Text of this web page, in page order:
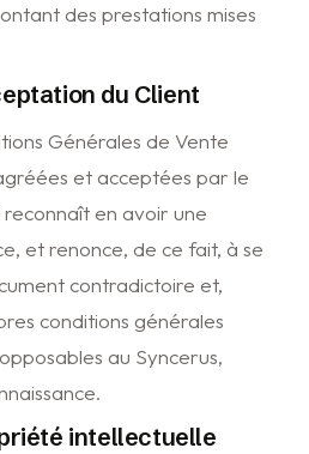
des prestations mises
du Client
Générales de Vente
et acceptées par le
en avoir une
et renonce, de ce fait, à se
contradictoire et,
conditions générales
au Syncerus,
intellectuelle